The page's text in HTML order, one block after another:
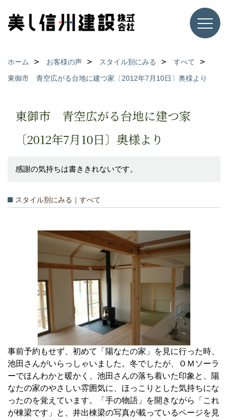
ホーム お客様の声 スタイル別にみる
すべて
東御市 青空広がる台地に建つ家〔2012年7月10日〕奥様より
東御市 青空広がる台地に建つ家
〔2012年7月10日〕奥様より
感謝の気持ちは書ききれないです。
スタイル別にみる｜すべて
事前予約もせず、初めて「陽なたの家」を見に行った時、
池田さんがいらっしゃいました。冬でしたが、ＯＭソーラ
ーでほんわかと暖かく、池田さんの落ち着いた印象と、陽
なたの家のやさしい雰囲気に、ほっこりとした気持ちにな
ったのを覚えています。「手の物語」を開きながら「これ
が棟梁です」と、井出棟梁の写真が載っているページを見